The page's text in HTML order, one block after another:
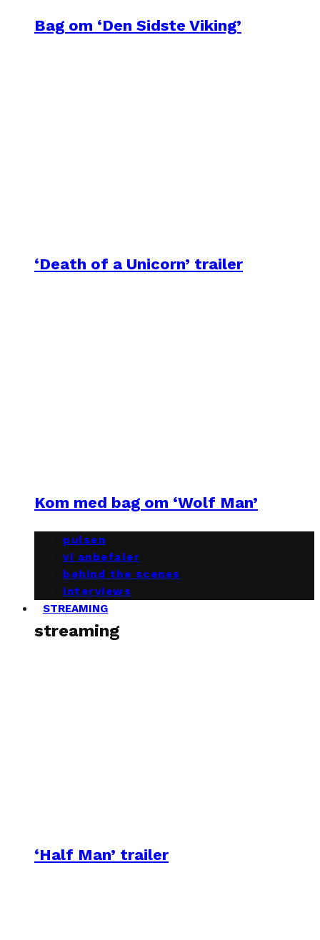
Bag om ‘Den Sidste Viking’
‘Death of a Unicorn’ trailer
Kom med bag om ‘Wolf Man’
pulsen
vi anbefaler
behind the scenes
interviews
STREAMING
streaming
‘Half Man’ trailer